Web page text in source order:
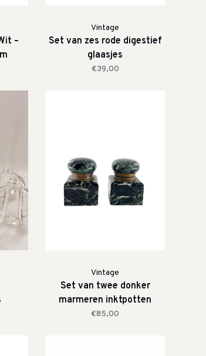
–
Vintage
Set van zes rode digestief
glaasjes
€39,00
Vintage
Set van twee donker
marmeren inktpotten
€85,00